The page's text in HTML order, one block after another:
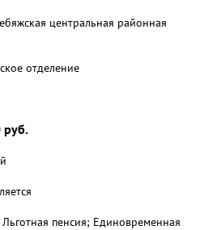
центральная районная
отделение
руб.
пенсия; Единовременная